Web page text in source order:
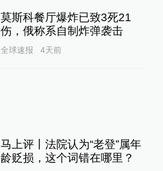
莫斯科餐厅爆炸已致3死21
伤，俄称系自制炸弹袭击
全球速报 4天前
马上评丨法院认为“老登”属年
龄贬损，这个词错在哪里？